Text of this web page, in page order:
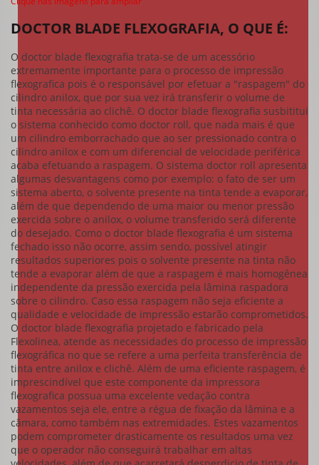
DOCTOR BLADE FLEXOGRAFIA, O QUE É:
O doctor blade flexografia trata-se de um acessório
extremamente importante para o processo de impressão
flexografica pois é o responsável por efetuar a "raspagem" do
cilindro anilox, que por sua vez irá transferir o volume de
tinta necessária ao clichê. O doctor blade flexografia susbititui
o sistema conhecido como doctor roll, que nada mais é que
um cilindro emborrachado que ao ser pressionado contra o
cilindro anilox e com um diferencial de velocidade periférica
acaba efetuando a raspagem. O sistema doctor roll apresenta
algumas desvantagens como por exemplo: o fato de ser um
sistema aberto, o solvente presente na tinta tende a evaporar,
além de que dependendo de uma maior ou menor pressão
exercida sobre o anilox, o volume transferido será diferente
do desejado. Como o doctor blade flexografia é um sistema
fechado isso não ocorre, assim sendo, possível atingir
resultados superiores pois o solvente presente na tinta não
tende a evaporar além de que a raspagem é mais homogênea
independente da pressão exercida pela lâmina raspadora
sobre o cilindro. Caso essa raspagem não seja eficiente a
qualidade e velocidade de impressão estarão comprometidos.
O doctor blade flexografia projetado e fabricado pela
Flexolinea, atende as necessidades do processo de impressão
flexográfica no que se refere a uma perfeita transferência de
tinta entre anilox e clichê. Além de uma eficiente raspagem, é
imprescindível que este componente da impressora
flexografica possua uma excelente vedação contra
vazamentos seja ele, entre a régua de fixação da lâmina e a
câmara, como também nas extremidades. Estes vazamentos
podem comprometer drasticamente os resultados uma vez
que o operador não conseguirá trabalhar em altas